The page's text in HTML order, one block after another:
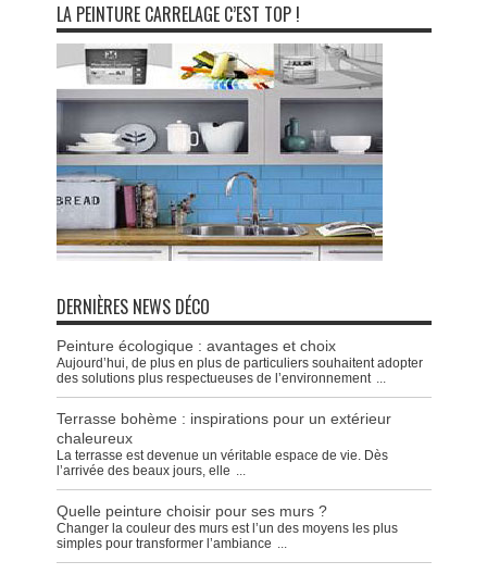
LA PEINTURE CARRELAGE C’EST TOP !
DERNIÈRES NEWS DÉCO
Peinture écologique : avantages et choix
Aujourd’hui, de plus en plus de particuliers souhaitent adopter
des solutions plus respectueuses de l’environnement ...
Terrasse bohème : inspirations pour un extérieur
chaleureux
La terrasse est devenue un véritable espace de vie. Dès
l’arrivée des beaux jours, elle ...
Quelle peinture choisir pour ses murs ?
Changer la couleur des murs est l’un des moyens les plus
simples pour transformer l’ambiance ...